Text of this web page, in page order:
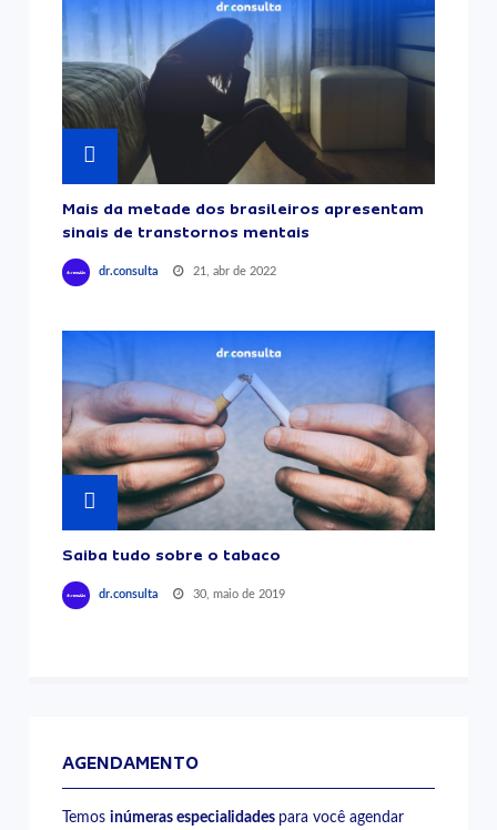
Mais da metade dos brasileiros apresentam
sinais de transtornos mentais
dr.consulta 21, abr de 2022
Saiba tudo sobre o tabaco
dr.consulta 30, maio de 2019
AGENDAMENTO
Temosinúmeras especialidades para você agendar